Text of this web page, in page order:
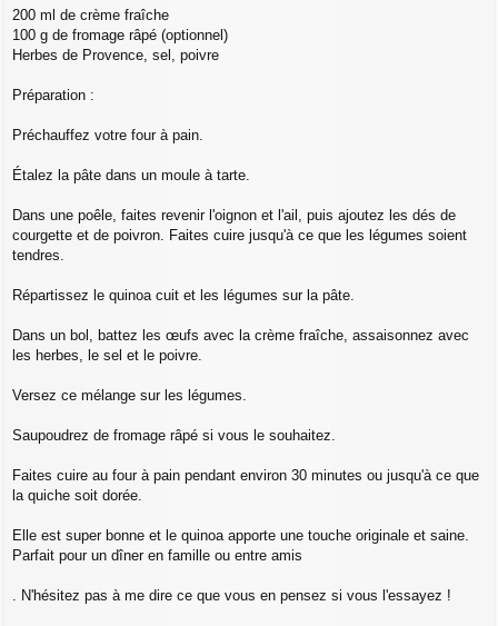
200 ml de crème fraîche
100 g de fromage râpé (optionnel)
Herbes de Provence, sel, poivre
Préparation :
Préchauffez votre four à pain.
Étalez la pâte dans un moule à tarte.
Dans une poêle, faites revenir l'oignon et l'ail, puis ajoutez les dés de
courgette et de poivron. Faites cuire jusqu'à ce que les légumes soient
tendres.
Répartissez le quinoa cuit et les légumes sur la pâte.
Dans un bol, battez les œufs avec la crème fraîche, assaisonnez avec
les herbes, le sel et le poivre.
Versez ce mélange sur les légumes.
Saupoudrez de fromage râpé si vous le souhaitez.
Faites cuire au four à pain pendant environ 30 minutes ou jusqu'à ce que
la quiche soit dorée.
Elle est super bonne et le quinoa apporte une touche originale et saine.
Parfait pour un dîner en famille ou entre amis
. N'hésitez pas à me dire ce que vous en pensez si vous l'essayez !